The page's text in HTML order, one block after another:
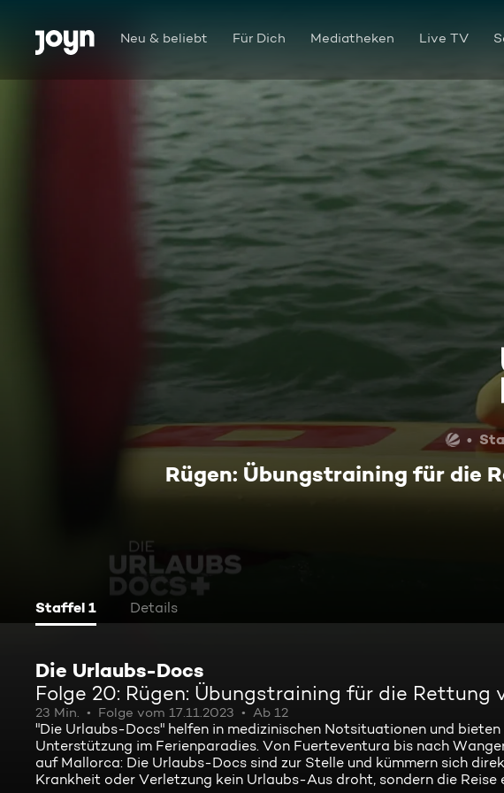
Zum Inhalt springen
Barrierefrei Neu & beliebt Für Dich Mediatheken Live TV
Rügen: Übungstraining für die
Staffel 1 Details
Die Urlaubs-Docs
Folge 20: Rügen: Übungstraining für die Rettung
23 Min. Folge vom 17.11.2023 Ab 12
"Die Urlaubs-Docs" helfen in medizinischen Notsituationen und
Unterstützung im Ferienparadies. Von Fuerteventura bis nach
auf Mallorca: Die Urlaubs-Docs sind zur Stelle und kümmern sich
Krankheit oder Verletzung kein Urlaubs-Aus droht, sondern die Reise